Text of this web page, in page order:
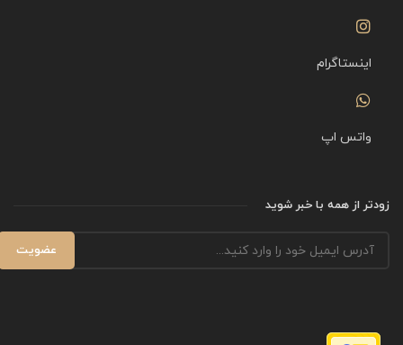
اینستاگرام
واتس اپ
زودتر از همه با خبر شوید